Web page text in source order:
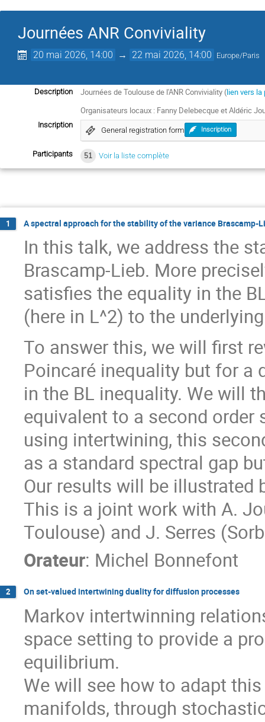
Journées ANR Conviviality
20 mai 2026, 14:00 → 22 mai 2026, 14:00 Europe/Paris
Description Journées de Toulouse de l'ANR Conviviality (lien vers la
Organisateurs locaux : Fanny Delebecque et Aldéric
Inscription
General registration form Inscription
Participants 51 Voir la liste complète
1 A spectral approach for the stability of the variance Brascamp-
In this talk, we address the
Brascamp-Lieb. More
satisfies the equality in the
(here in L^2) to the
To answer this, we will first
Poincaré inequality but for a
in the BL inequality. We will
equivalent to a second order
using intertwining, this
as a standard spectral gap
Our results will be illustrated
This is a joint work with A.
Toulouse) and J. Serres
Orateur: Michel Bonnefont
2 On set-valued intertwining duality for diffusion processes
Markov intertwinning
space setting to provide a
equilibrium.
We will see how to adapt
manifolds, through